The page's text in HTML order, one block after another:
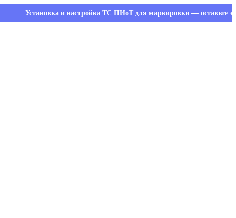
Установка и настройка ТС ПИоТ для маркировки — оставьте заявку и